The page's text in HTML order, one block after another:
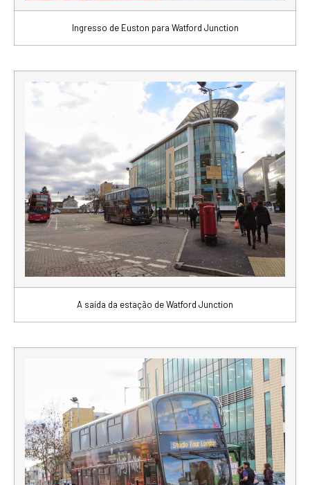
Ingresso de Euston para Watford Junction
A saída da estação de Watford Junction